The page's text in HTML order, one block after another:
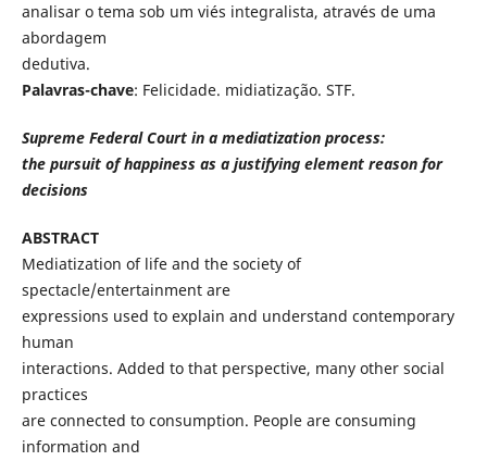
analisar o tema sob um viés integralista, através de uma
abordagem
dedutiva.
Palavras-chave: Felicidade. midiatização. STF.
Supreme Federal Court in a mediatization process:
the pursuit of happiness as a justifying element reason for
decisions
ABSTRACT
Mediatization of life and the society of
spectacle/entertainment are
expressions used to explain and understand contemporary
human
interactions. Added to that perspective, many other social
practices
are connected to consumption. People are consuming
information and